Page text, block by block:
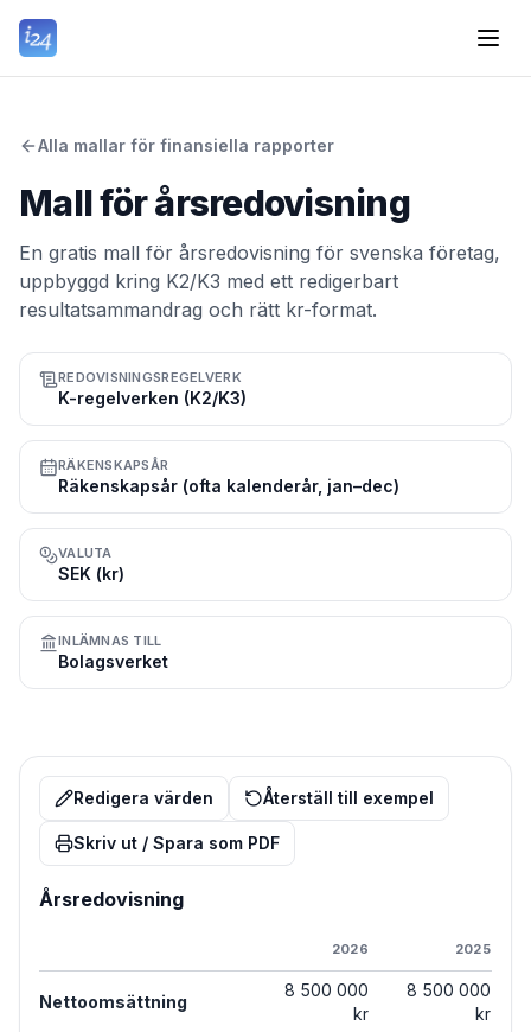
Alla mallar för finansiella rapporter
Mall för årsredovisning
En gratis mall för årsredovisning för svenska företag,
uppbyggd kring K2/K3 med ett redigerbart
resultatsammandrag och rätt kr-format.
REDOVISNINGSREGELVERK
K-regelverken (K2/K3)
RÄKENSKAPSÅR
Räkenskapsår (ofta kalenderår, jan–dec)
VALUTA
SEK (kr)
INLÄMNAS TILL
Bolagsverket
Redigera värden Återställ till exempel
Skriv ut / Spara som PDF
Årsredovisning
2026 2025
Nettoomsättning
8 500 000
kr
8 500 000
kr